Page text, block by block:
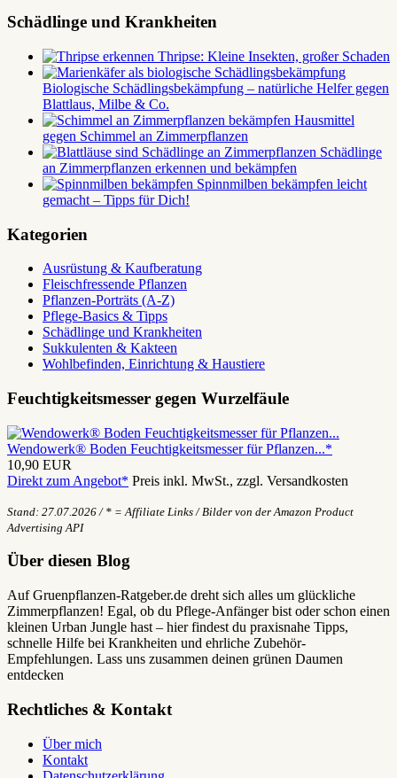
Schädlinge und Krankheiten
Thripse: Kleine Insekten, großer Schaden
Biologische Schädlingsbekämpfung – natürliche Helfer gegen
Blattlaus, Milbe & Co.
Hausmittel
gegen Schimmel an Zimmerpflanzen
Schädlinge
an Zimmerpflanzen erkennen und bekämpfen
Spinnmilben bekämpfen leicht
gemacht – Tipps für Dich!
Kategorien
Ausrüstung & Kaufberatung
Fleischfressende Pflanzen
Pflanzen-Porträts (A-Z)
Pflege-Basics & Tipps
Schädlinge und Krankheiten
Sukkulenten & Kakteen
Wohlbefinden, Einrichtung & Haustiere
Feuchtigkeitsmesser gegen Wurzelfäule
Wendowerk® Boden Feuchtigkeitsmesser für Pflanzen...*
10,90 EUR
Direkt zum Angebot* Preis inkl. MwSt., zzgl. Versandkosten
Stand: 27.07.2026 / * = Affiliate Links / Bilder von der Amazon Product
Advertising API
Über diesen Blog
Auf Gruenpflanzen-Ratgeber.de dreht sich alles um glückliche
Zimmerpflanzen! Egal, ob du Pflege-Anfänger bist oder schon einen
kleinen Urban Jungle hast – hier findest du praxisnahe Tipps,
schnelle Hilfe bei Krankheiten und ehrliche Zubehör-
Empfehlungen. Lass uns zusammen deinen grünen Daumen
entdecken
Rechtliches & Kontakt
Über mich
Kontakt